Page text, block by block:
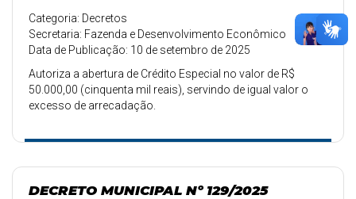
Categoria: Decretos
Secretaria: Fazenda e Desenvolvimento Econômico
Data de Publicação: 10 de setembro de 2025
Autoriza a abertura de Crédito Especial no valor de R$
50.000,00 (cinquenta mil reais), servindo de igual valor o
excesso de arrecadação.
DECRETO MUNICIPAL Nº 129/2025